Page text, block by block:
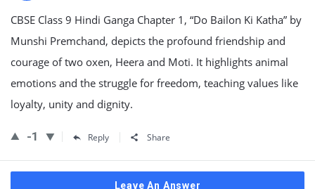
CBSE Class 9 Hindi Ganga Chapter 1, “Do Bailon Ki Katha” by
Munshi Premchand, depicts the profound friendship and
courage of two oxen, Heera and Moti. It highlights animal
emotions and the struggle for freedom, teaching values like
loyalty, unity and dignity.
-1 Reply Share
Leave An Answer